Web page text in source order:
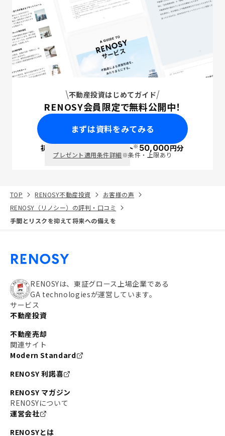
不動産投資はじめてガイド
RENOSY会員限定で無料公開中！
まずは資料をみてみる
初回面談で ポイント※50,000円分
プレゼント適用条件詳細※条件・上限あり
TOP RENOSY不動産投資
お客様の声
RENOSY（リノシー）の評判・口コミ
手間とリスクを抑えて将来への備えを
RENOSYは、東証グロース上場企業である
GA technologiesが運営しています。
サービス
不動産投資
不動産売却
関連サイト
Modern Standard
RENOSY 利諾喜
RENOSY マガジン
RENOSYについて
運営会社
RENOSYとは